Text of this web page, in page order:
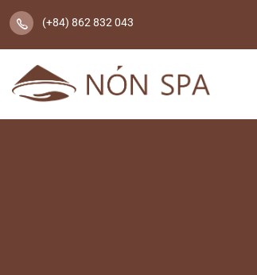
(+84) 862 832 043